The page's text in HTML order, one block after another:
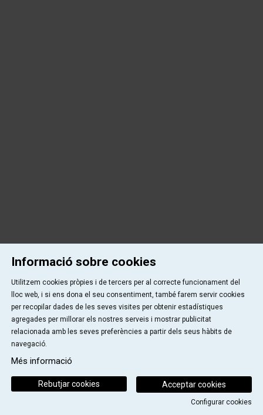
Informació sobre cookies
Utilitzem cookies pròpies i de tercers per al correcte funcionament del
lloc web, i si ens dona el seu consentiment, també farem servir cookies
per recopilar dades de les seves visites per obtenir estadístiques
agregades per millorar els nostres serveis i mostrar publicitat
relacionada amb les seves preferències a partir dels seus hàbits de
navegació.
Més informació
Acceptar cookies
Rebutjar cookies
Configurar cookies